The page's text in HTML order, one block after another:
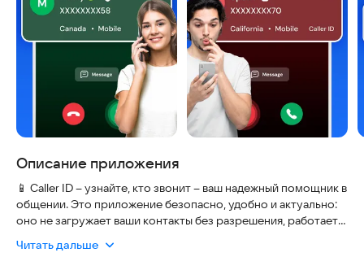
Описание приложения
📱 Caller ID – узнайте, кто звонит – ваш надежный помощник в
общении. Это приложение безопасно, удобно и актуально:
оно не загружает ваши контакты без разрешения, работает
базу данных о спаме. Легко распознавайте неизвестные
Читать дальше